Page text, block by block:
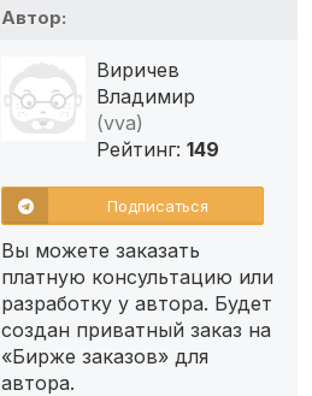
Автор:
Виричев
Владимир
(vva)
Рейтинг: 149
Подписаться
Вы можете заказать
платную консультацию или
разработку у автора. Будет
создан приватный заказ на
«Бирже заказов» для
автора.